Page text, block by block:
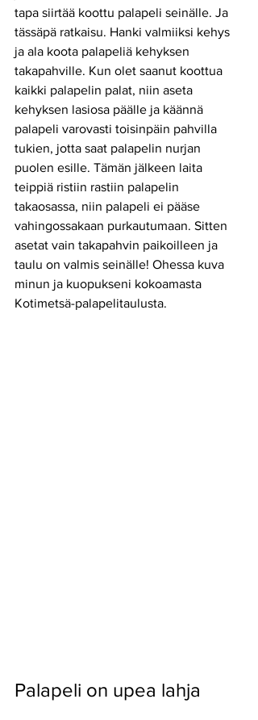
tapa siirtää koottu palapeli seinälle. Ja
tässäpä ratkaisu. Hanki valmiiksi kehys
ja ala koota palapeliä kehyksen
takapahville. Kun olet saanut koottua
kaikki palapelin palat, niin aseta
kehyksen lasiosa päälle ja käännä
palapeli varovasti toisinpäin pahvilla
tukien, jotta saat palapelin nurjan
puolen esille. Tämän jälkeen laita
teippiä ristiin rastiin palapelin
takaosassa, niin palapeli ei pääse
vahingossakaan purkautumaan. Sitten
asetat vain takapahvin paikoilleen ja
taulu on valmis seinälle! Ohessa kuva
minun ja kuopukseni kokoamasta
Kotimetsä-palapelitaulusta.
Palapeli on upea lahja